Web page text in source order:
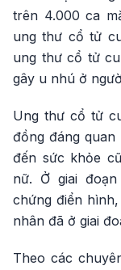
trên 4.000 ca
ung thư cổ tử
ung thư cổ tử
gây u nhú ở
Ung thư cổ tử
đồng đáng
đến sức khỏe
nữ. Ở giai
chứng điển
nhân đã ở giai
Theo các